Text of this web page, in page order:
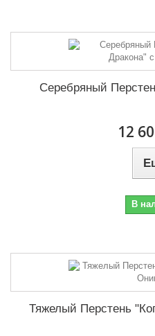
Серебряный
12
В
Тяжелый Перстень